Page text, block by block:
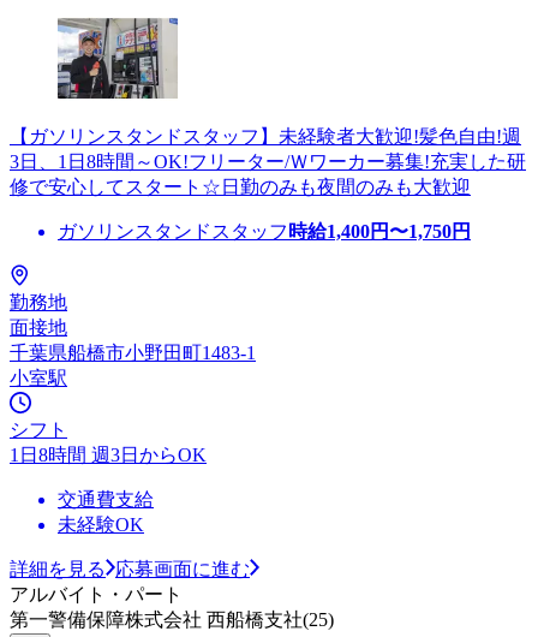
【ガソリンスタンドスタッフ】未経験者大歓迎!髪色自由!週
3日、1日8時間～OK!フリーター/Ｗワーカー募集!充実した研
修で安心してスタート☆日勤のみも夜間のみも大歓迎
ガソリンスタンドスタッフ 時給1,400円〜1,750円
勤務地
面接地
千葉県船橋市小野田町1483-1
小室駅
シフト
1日8時間 週3日からOK
交通費支給
未経験OK
詳細を見る
応募画面に進む
アルバイト・パート
第一警備保障株式会社 西船橋支社(25)